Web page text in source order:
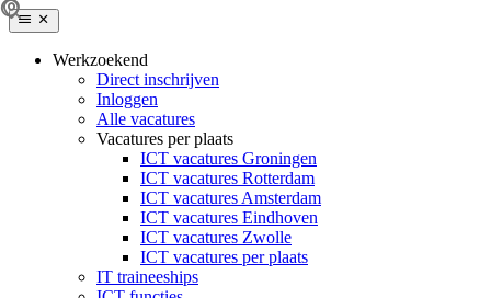
Werkzoekend
Direct inschrijven
Inloggen
Alle vacatures
Vacatures per plaats
ICT vacatures Groningen
ICT vacatures Rotterdam
ICT vacatures Amsterdam
ICT vacatures Eindhoven
ICT vacatures Zwolle
ICT vacatures per plaats
IT traineeships